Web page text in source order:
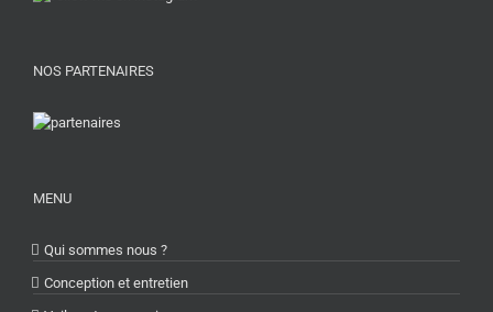
NOS PARTENAIRES
MENU
Qui sommes nous ?
Conception et entretien